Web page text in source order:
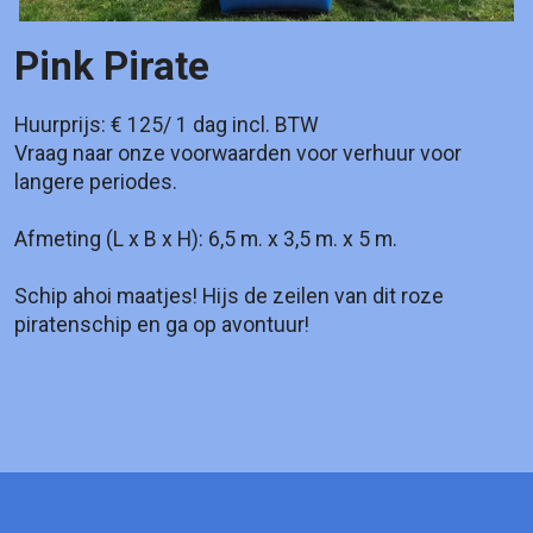
Pink Pirate
Huurprijs: € 125/ 1 dag incl. BTW
Vraag naar onze voorwaarden voor verhuur voor
langere periodes.
Afmeting (L x B x H): 6,5 m. x 3,5 m. x 5 m.
Schip ahoi maatjes! Hijs de zeilen van dit roze
piratenschip en ga op avontuur!